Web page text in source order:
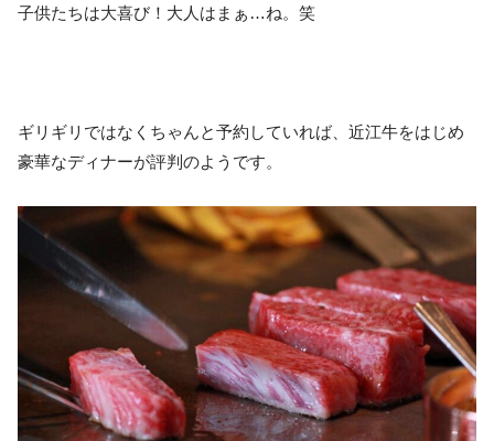
子供たちは大喜び！大人はまぁ…ね。笑
ギリギリではなくちゃんと予約していれば、近江牛をはじめ
豪華なディナーが評判のようです。